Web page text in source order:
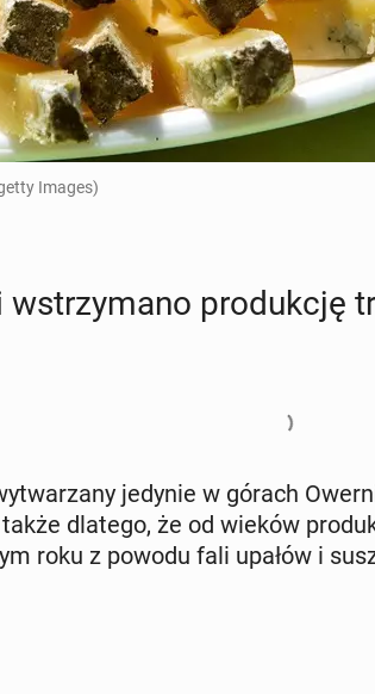
Images)
pro­duk­cję
jedynie w górach
dlatego, że od wieków
roku z powodu fali upałów i